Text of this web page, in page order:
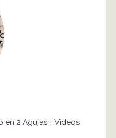
en 2 Agujas + Vídeos